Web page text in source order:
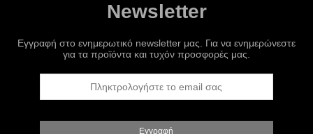
Newsletter
Εγγραφή στο ενημερωτικό newsletter μας. Για να ενημερώνεστε
για τα προϊόντα και τυχόν προσφορές μας.